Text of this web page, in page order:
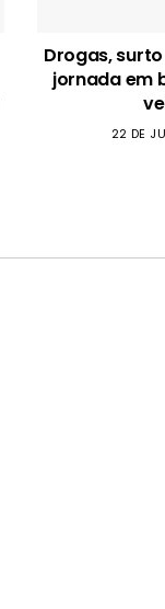
Drogas,
jornada em
22 DE